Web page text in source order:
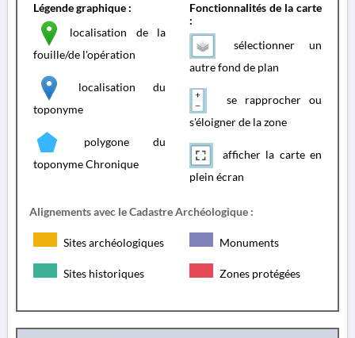
Légende graphique :
localisation de la
fouille/de l'opération
localisation du
toponyme
polygone du
toponyme Chronique
Fonctionnalités de la carte
:
sélectionner un
autre fond de plan
se rapprocher ou
s'éloigner de la zone
afficher la carte en
plein écran
Alignements avec le Cadastre Archéologique :
Sites archéologiques Monuments
Sites historiques Zones protégées